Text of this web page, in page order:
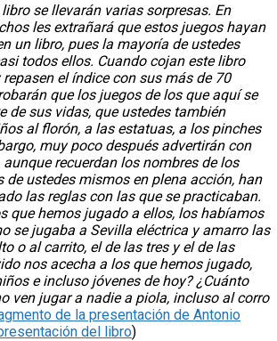
se llevarán varias sorpresas. En
les extrañará que estos juegos hayan
un libro, pues la mayoría de ustedes
todos ellos. Cuando cojan este libro
el índice con sus más de 70
que los juegos de los que aquí se
de sus vidas, que ustedes también
al florón, a las estatuas, a los pinches
muy poco después advertirán con
recuerdan los nombres de los
de ustedes mismos en plena acción, han
las reglas con las que se practicaban.
que hemos jugado a ellos, los habíamos
se jugaba a Sevilla eléctrica y amarro las
o al carrito, el de las tres y el de las
nos acecha a los que hemos jugado,
e incluso jóvenes de hoy? ¿Cuánto
ven jugar a nadie a piola, incluso al corro
de la presentación de Antonio
del libro)